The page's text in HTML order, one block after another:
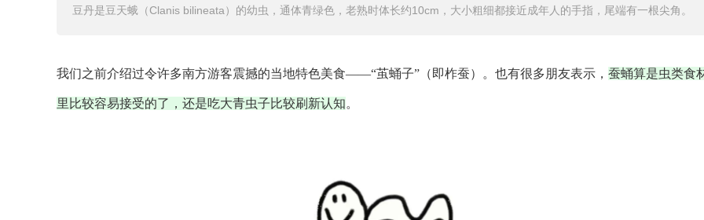
豆丹是豆天蛾（Clanis bilineata）的幼虫，通体青绿色，老熟时体长约10cm，大小粗细都接近成年人的手指，尾端有一根尖角。
我们之前介绍过令许多南方游客震撼的当地特色美食——“茧蛹子”（即柞蚕）。也有很多朋友表示， 蚕蛹算是虫类食
里比较容易接受的了，还是吃大青虫子比较刷新认知。